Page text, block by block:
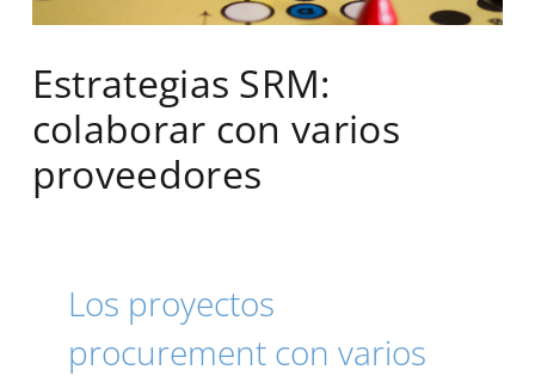
Estrategias SRM:
colaborar con varios
proveedores
Los proyectos
procurement con varios